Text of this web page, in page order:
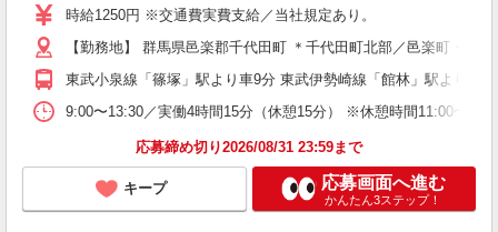
時給1250円 ※交通費実費支給／当社規定あり。
【勤務地】 群馬県邑楽郡千代田町 ＊千代田町北部／邑楽町・
東武小泉線「篠塚」駅より車9分 東武伊勢崎線「館林」駅より車
9:00〜13:30／実働4時間15分（休憩15分） ※休憩時間11:00〜
応募締め切り2026/08/31 23:59まで
キープ 応募画面へ進む
かんたん3ステップ！